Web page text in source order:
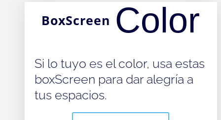
BoxScreen Color
Si lo tuyo es el color, usa estas
boxScreen para dar alegría a
tus espacios.